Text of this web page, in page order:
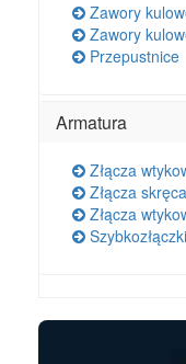
Zawory
Zawory
Przepustnice
Armatura
Złącza
Złącza
Złącza
Szybkozłączki